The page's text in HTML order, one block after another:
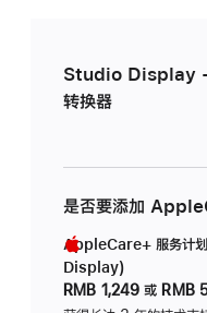
Studio Display -
转换器
是否要添加
AppleCare+ 服务计
Display)
RMB 1,249 或 RMB